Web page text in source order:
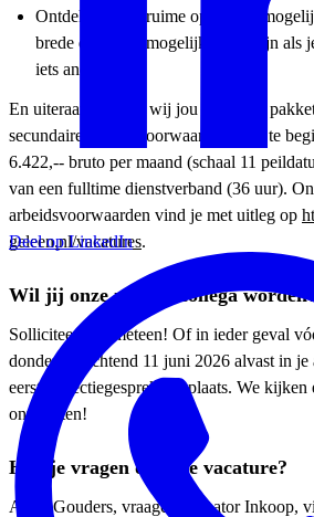
Ontdek je onze ruime
brede doorgroeimogelijkheden zijn als
iets anders wilt.
En uiteraard bieden wij jou een goed
secundaire arbeidsvoorwaarden. Om te
6.422,-- bruto per maand (schaal 11
van een fulltime dienstverband (36 uur).
arbeidsvoorwaarden vind je met uitleg op
geleen.nl/vacatures.
Wil jij onze nieuwe collega worden?
Solliciteer dan meteen! Of in ieder geval
donderdagochtend 11 juni 2026 alvast in
eerste selectiegesprekken plaats. We kijken
ontmoeten!
Heb je vragen over de vacature?
Ando Gouders, vraagcoördinator Inkoop,
Deel op LinkedIn